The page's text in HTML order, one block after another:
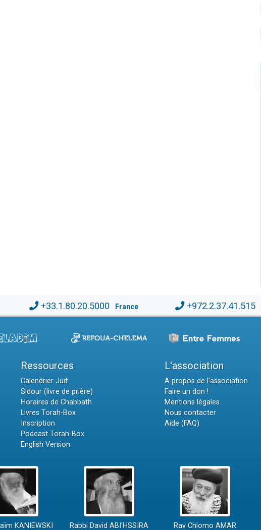
+33.1.80.20.5000 France +972.2.37.41.515
Ressources
Calendrier Juif
Sidour (livre de prière)
Horaires de Chabbath
Livres Torah-Box
Inscription
Podcast Torah-Box
English Version
L'association
A propos de l'association
Faire un don !
Mentions légales
Nous contacter
Aide (FAQ)
KANIEWSKI Rabbi David ABI'HSSIRA Rav Chlomo AMAR